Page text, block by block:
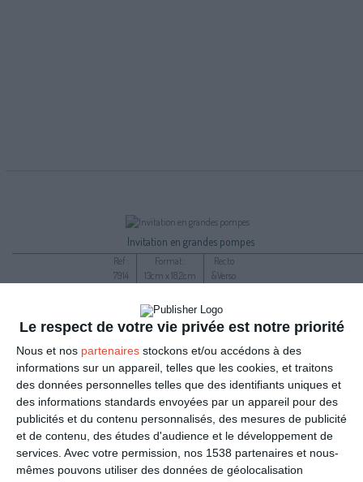
Le respect de votre vie privée est notre priorité
Nous et nos partenaires stockons et/ou accédons à des
informations sur un appareil, telles que les cookies, et traitons
des données personnelles telles que des identifiants uniques et
des informations standards envoyées par un appareil pour des
publicités et du contenu personnalisés, des mesures de publicité
et de contenu, des études d'audience et le développement de
services. Avec votre permission, nos 1538 partenaires et nous-
mêmes pouvons utiliser des données de géolocalisation
Invitation en grandes pompes
Ref :
7914
Format :
13cm x 18,2cm
Recto
&Verso